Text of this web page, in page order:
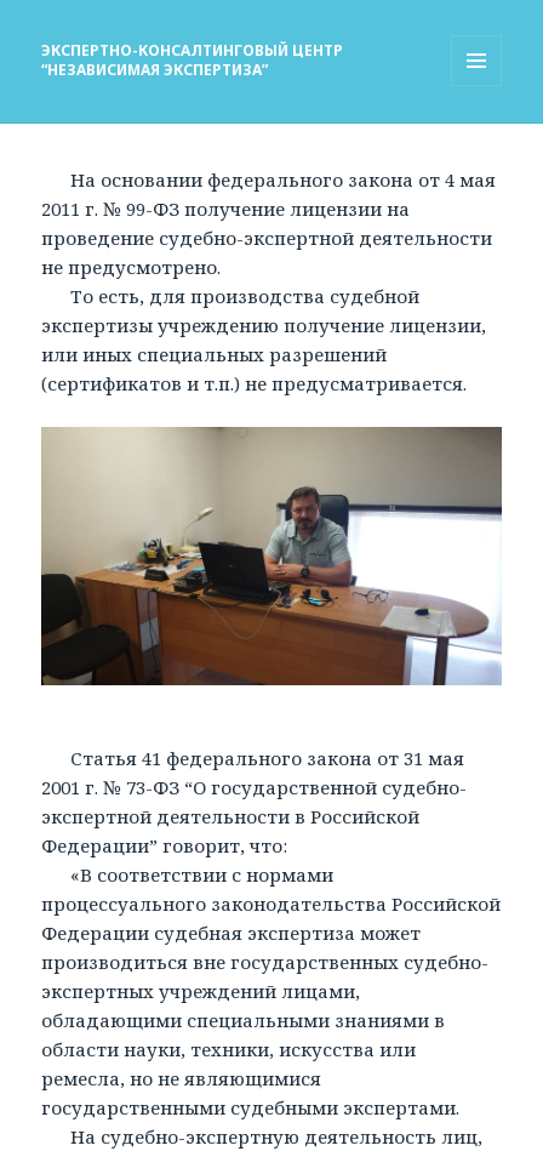
ЭКСПЕРТНО-КОНСАЛТИНГОВЫЙ ЦЕНТР
“НЕЗАВИСИМАЯ ЭКСПЕРТИЗА”
На основании федерального закона от 4 мая
2011 г. № 99-ФЗ получение лицензии на
проведение судебно-экспертной деятельности
не предусмотрено.
То есть, для производства судебной
экспертизы учреждению получение лицензии,
или иных специальных разрешений
(сертификатов и т.п.) не предусматривается.
Статья 41 федерального закона от 31 мая
2001 г. № 73-ФЗ “О государственной судебно-
экспертной деятельности в Российской
Федерации” говорит, что:
«В соответствии с нормами
процессуального законодательства Российской
Федерации судебная экспертиза может
производиться вне государственных судебно-
экспертных учреждений лицами,
обладающими специальными знаниями в
области науки, техники, искусства или
ремесла, но не являющимися
государственными судебными экспертами.
На судебно-экспертную деятельность лиц,